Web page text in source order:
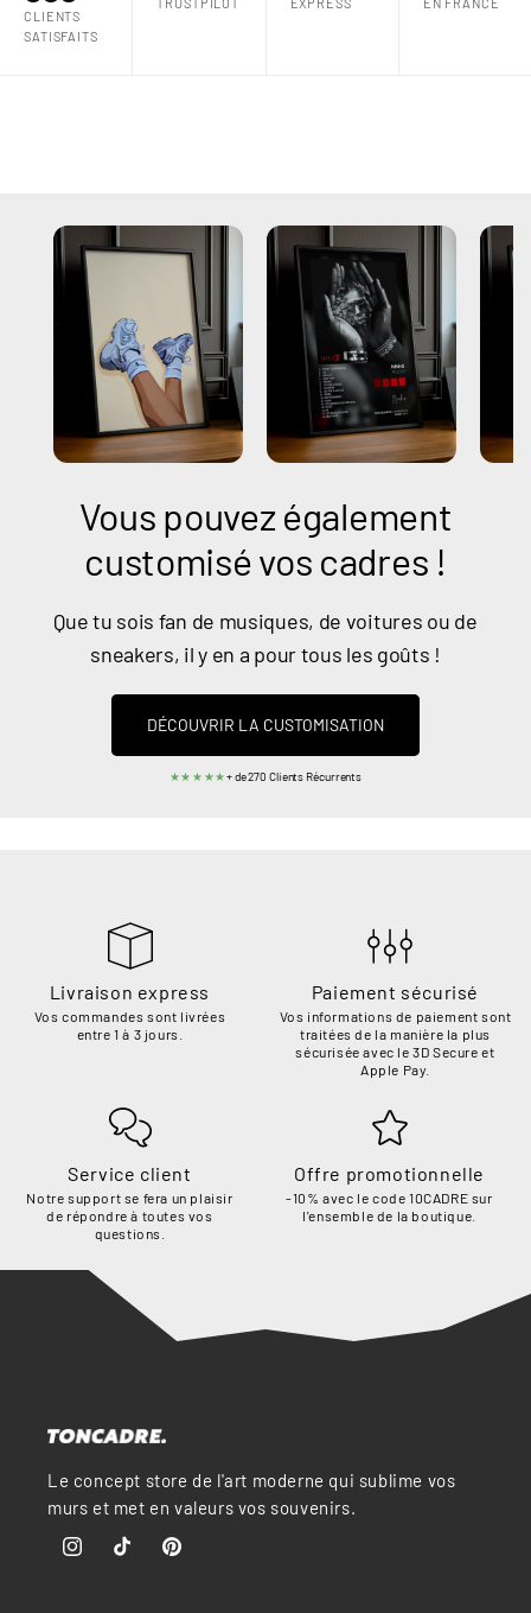
“
CLIENTS
SATISFAITS
TRUSTPILOT
EXPRESS
EN FRANCE
Vous pouvez également
customisé vos cadres !
Que tu sois fan de musiques, de voitures ou de
sneakers, il y en a pour tous les goûts !
DÉCOUVRIR LA CUSTOMISATION
★★★★★+ de 270 Clients Récurrents
Livraison express
Vos commandes sont livrées
entre 1 à 3 jours.
Paiement sécurisé
Vos informations de paiement sont
traitées de la manière la plus
sécurisée avec le 3D Secure et
Apple Pay.
Service client
Notre support se fera un plaisir
de répondre à toutes vos
questions.
Offre promotionnelle
-10% avec le code 10CADRE sur
l'ensemble de la boutique.
Le concept store de l'art moderne qui sublime vos
murs et met en valeurs vos souvenirs.
InstagramTikTok Pinterest